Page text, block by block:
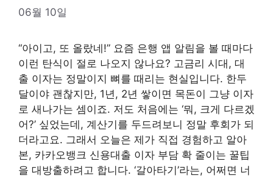
06월 10일
“아이고, 또 올랐네!” 요즘 은행 앱 알림을 볼 때마다
이런 탄식이 절로 나오지 않나요? 고금리 시대, 대
출 이자는 정말이지 뼈를 때리는 현실입니다. 한두
달이야 괜찮지만, 1년, 2년 쌓이면 목돈이 그냥 이자
로 새나가는 셈이죠. 저도 처음에는 ‘뭐, 크게 다르겠
어?’ 싶었는데, 계산기를 두드려보니 정말 후회가 되
더라고요. 그래서 오늘은 제가 직접 경험하고 알아
본, 카카오뱅크 신용대출 이자 부담 확 줄이는 꿀팁
을 대방출하려고 합니다. ‘갈아타기’라는, 어쩌면 너